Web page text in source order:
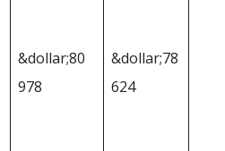
&dollar;80
978
&dollar;78
624